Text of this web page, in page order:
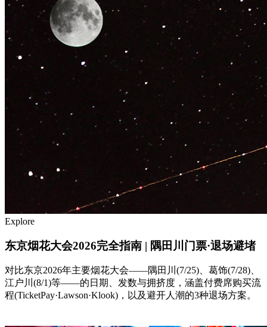
Explore
东京烟花大会2026完全指南 | 隅田川门票·退场避堵
对比东京2026年主要烟花大会——隅田川(7/25)、葛饰(7/28)、
江户川(8/1)等——的日期、发数与拥挤度，涵盖付费席购买流
程(TicketPay·Lawson·Klook)，以及避开人潮的3种退场方案。